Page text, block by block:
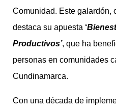
Comunidad. Este galardón,
destaca su apuesta ‘
Productivos’, que ha
personas en comunidades
Cundinamarca.
Con una década de